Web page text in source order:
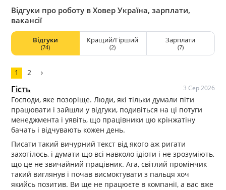
Відгуки про роботу в Ховер Україна, зарплати,
вакансії
Відгуки
(74)
Кращий/Гірший
(2)
Зарплати
(7)
1 2 ›
Гість 3 Сер 2026
Господи, яке позоріще. Люди, які тільки думали піти
працювати і зайшли у відгуки, подивіться на ці потуги
менеджмента і уявіть, що працівники цю крінжатіну
бачать і відчувають кожен день.
Писати такий вичурний текст від якого аж ригати
захотілось, і думати що всі навколо ідіоти і не зрозуміють,
що це не звичайний працівник. Ага, світлий промінчик
такий виглянув і почав висмоктувати з пальця хоч
якийсь позитив. Ви ще не працюєте в компанії, а вас вже